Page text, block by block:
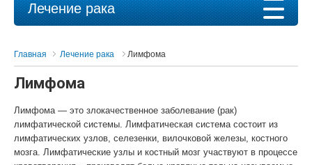
Лечение рака
Главная Лечение рака Лимфома
Лимфома
Лимфома — это злокачественное заболевание (рак)
лимфатической системы. Лимфатическая система состоит из
лимфатических узлов, селезенки, вилочковой железы, костного
мозга. Лимфатические узлы и костный мозг участвуют в процессе